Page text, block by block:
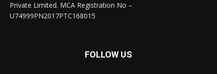
Private Limited. MCA Registration No –
U74999PN2017PTC168015
FOLLOW US